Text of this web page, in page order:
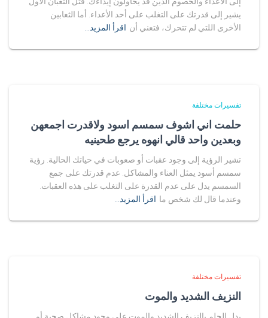
يشير إلى قدرتك على التغلب على أحد الأعداء. أما الثعابين
الأخرى اللتي لم تتحرك، فتعني أن اقرأ المزيد…
تفسيرات مختلفة
حلمت اني اشوف سمسم اسود ولاقدرت اجمعهن
وبعدين واحد قالي انهوه يرجع طحينيه
تشير الرؤية إلى وجود عقبات أو صعوبات في حياتك الحالية. رؤية
سمسم أسود يمثل العناء والمشاكل. عدم قدرتك على جمع
السمسم يدل على عدم القدرة على التغلب على هذه العقبات.
وعندما قال لك شخص ما اقرأ المزيد…
تفسيرات مختلفة
النزيف الشديد والموت